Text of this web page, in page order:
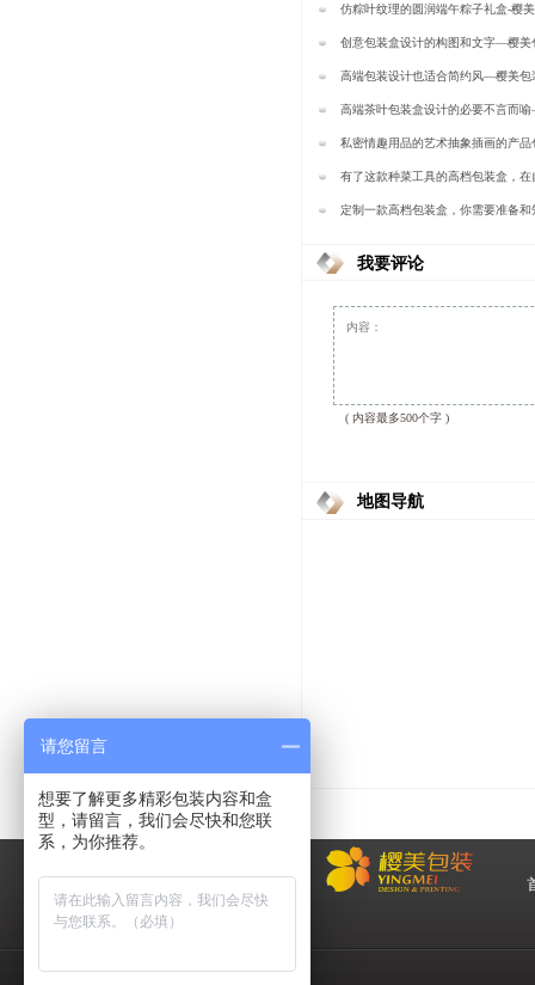
包装
仿粽叶纹理的圆润端午粽子礼盒-樱
创意包装盒设计的构图和文字—樱美
高端包装设计也适合简约风—樱美包
高端茶叶包装盒设计的必要不言而
私密情趣用品的艺术抽象插画的产品
计-樱美包装
有了这款种菜工具的高档包装盒，在
种菜-樱美包装
定制一款高档包装盒，你需要准备和
我要评论
( 内容最多500个字 )
地图导航
化
请您留言
想要了解更多精彩包装内容和盒
型，请留言，我们会尽快和您联
系，为你推荐。